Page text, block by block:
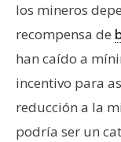
los mineros
recompensa de
han caído a
incentivo para
reducción a la
podría ser un